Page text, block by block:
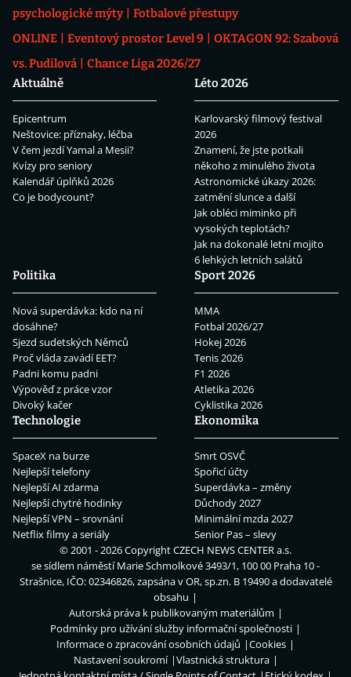
psychologické mýty
Fotbalové přestupy
ONLINE
Eventový prostor Level 9
OKTAGON 92: Szabová
vs. Pudilová
Chance Liga 2026/27
Aktuálně
Epicentrum
Neštovice: příznaky, léčba
V čem jezdí Yamal a Mesii?
Kvízy pro seniory
Kalendář úplňků 2026
Co je bodycount?
Léto 2026
Karlovarský filmový festival
2026
Znamení, že jste potkali
někoho z minulého života
Astronomické úkazy 2026:
zatmění slunce a další
Jak obléci miminko při
vysokých teplotách?
Jak na dokonalé letní mojito
6 lehkých letních salátů
Politika
Nová superdávka: kdo na ní
dosáhne?
Sjezd sudetských Němců
Proč vláda zavádí EET?
Padni komu padni
Výpověď z práce vzor
Divoký kačer
Sport 2026
MMA
Fotbal 2026/27
Hokej 2026
Tenis 2026
F1 2026
Atletika 2026
Cyklistika 2026
Technologie
SpaceX na burze
Nejlepší telefony
Nejlepší AI zdarma
Nejlepší chytré hodinky
Nejlepší VPN – srovnání
Netflix filmy a seriály
Ekonomika
Smrt OSVČ
Spořicí účty
Superdávka – změny
Důchody 2027
Minimální mzda 2027
Senior Pas – slevy
© 2001 - 2026 CopyrightCZECH NEWS CENTER a.s.
se sídlem náměstí Marie Schmolkové 3493/1, 100 00 Praha 10 -
Strašnice, IČO: 02346826, zapsána v OR, sp.zn. B 19490 a dodavatelé
obsahu
Autorská práva k publikovaným materiálům
Podmínky pro užívání služby informační společnosti
Informace o zpracování osobních údajů
Cookies
Nastavení soukromí
Vlastnická struktura